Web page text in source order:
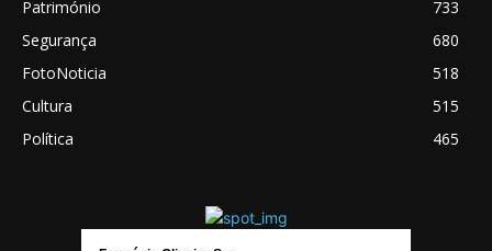
Património
733
Segurança
680
FotoNoticia
518
Cultura
515
Política
465